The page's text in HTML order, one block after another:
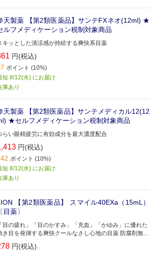
天製薬 【第2類医薬品】サンテFXネオ(12ml) ★
ルフメディケーション税制対象商品
キッとした清涼感が持続する爽快系目薬
円(税込)
ポイント (10%)
短 8/12(水) にお届け
庫あり
天製薬 【第2類医薬品】サンテメディカル12(12
★セルフメディケーション税制対象商品
らい眼精疲労に有効成分を最大濃度配合
円(税込)
ポイント (10%)
短 8/12(水) にお届け
庫あり
【第2類医薬品】 スマイル40EXa（15mL）
〔目薬〕
「目の疲れ」「目のかすみ」「充血」「かゆみ」に優れた
き目を発揮する爽快クールなさし心地の目薬 防腐剤無添
です
円(税込)